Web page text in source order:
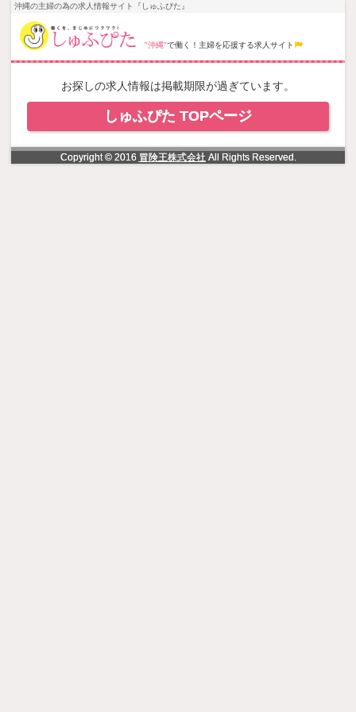
NowLoading
沖縄の主婦の為の求人情報サイト『しゅふぴた』
"沖縄"で働く！主婦を応援する求人サイト
お探しの求人情報は掲載期限が過ぎています。
しゅふぴた TOPページ
Copyright © 2016 冒険王株式会社All Rights Reserved.